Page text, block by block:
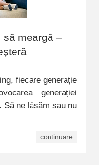
să meargă –
fiecare generație
generației
Să ne lăsăm sau nu
continuare